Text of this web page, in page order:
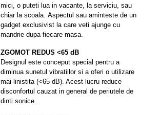
mici, o puteti lua in vacante, la serviciu, sau
chiar la scoala. Aspectul sau aminteste de un
gadget exclusivist la care veti ajunge cu
mandrie dupa fiecare masa.
ZGOMOT REDUS <65 dB
Designul este conceput special pentru a
diminua sunetul vibratiilor si a oferi o utilizare
mai linistita (<65 dB). Acest lucru reduce
disconfortul cauzat in general de periutele de
dinti sonice .